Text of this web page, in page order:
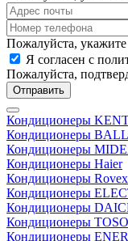
Пожалуйста,
Я согласен с
Пожалуйста,
Отправить
Кондиционеры
Кондиционеры
Кондиционеры
Кондиционеры Haier
Кондиционеры Rovex
Кондиционеры
Кондиционеры
Кондиционеры
Кондиционеры